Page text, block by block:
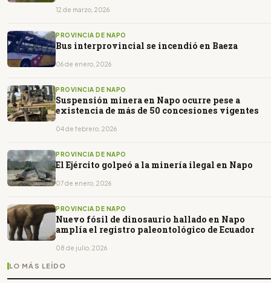
12 de marzo, 2026
PROVINCIA DE NAPO
Bus interprovincial se incendió en Baeza
06 de enero, 2026
PROVINCIA DE NAPO
Suspensión minera en Napo ocurre pese a
existencia de más de 50 concesiones vigentes
04 de febrero, 2026
PROVINCIA DE NAPO
El Ejército golpeó a la minería ilegal en Napo
07 de enero, 2026
PROVINCIA DE NAPO
Nuevo fósil de dinosaurio hallado en Napo
amplía el registro paleontológico de Ecuador
08 de julio, 2026
LO MÁS LEÍDO